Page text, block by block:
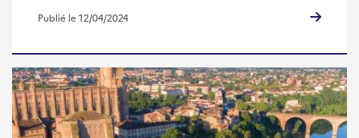
Publié le 12/04/2024